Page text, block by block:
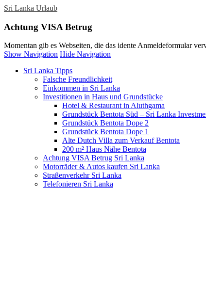
Sri Lanka Urlaub
Achtung VISA Betrug
Momentan gib es Webseiten, die das idente Anmeldeformular
Show Navigation Hide Navigation
Sri Lanka Tipps
Falsche Freundlichkeit
Einkommen in Sri Lanka
Investitionen in Haus und Grundstücke
Hotel & Restaurant in Aluthgama
Grundstück Bentota Süd – Sri Lanka
Grundstück Bentota Dope 2
Grundstück Bentota Dope 1
Alte Dutch Villa zum Verkauf Bentota
200 m² Haus Nähe Bentota
Achtung VISA Betrug Sri Lanka
Motorräder & Autos kaufen Sri Lanka
Straßenverkehr Sri Lanka
Telefonieren Sri Lanka